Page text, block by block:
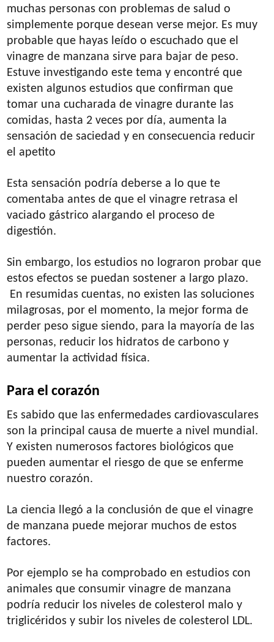
muchas personas con problemas de salud o
simplemente porque desean verse mejor. Es muy
probable que hayas leído o escuchado que el
vinagre de manzana sirve para bajar de peso.
Estuve investigando este tema y encontré que
existen algunos estudios que confirman que
tomar una cucharada de vinagre durante las
comidas, hasta 2 veces por día, aumenta la
sensación de saciedad y en consecuencia reducir
el apetito
Esta sensación podría deberse a lo que te
comentaba antes de que el vinagre retrasa el
vaciado gástrico alargando el proceso de
digestión.
Sin embargo, los estudios no lograron probar que
estos efectos se puedan sostener a largo plazo.
En resumidas cuentas, no existen las soluciones
milagrosas, por el momento, la mejor forma de
perder peso sigue siendo, para la mayoría de las
personas, reducir los hidratos de carbono y
aumentar la actividad física.
Para el corazón
Es sabido que las enfermedades cardiovasculares
son la principal causa de muerte a nivel mundial.
Y existen numerosos factores biológicos que
pueden aumentar el riesgo de que se enferme
nuestro corazón.
La ciencia llegó a la conclusión de que el vinagre
de manzana puede mejorar muchos de estos
factores.
Por ejemplo se ha comprobado en estudios con
animales que consumir vinagre de manzana
podría reducir los niveles de colesterol malo y
triglicéridos y subir los niveles de colesterol LDL.